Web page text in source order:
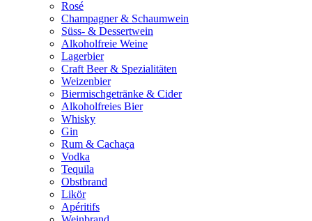
Rosé
Champagner & Schaumwein
Süss- & Dessertwein
Alkoholfreie Weine
Lagerbier
Craft Beer & Spezialitäten
Weizenbier
Biermischgetränke & Cider
Alkoholfreies Bier
Whisky
Gin
Rum & Cachaça
Vodka
Tequila
Obstbrand
Likör
Apéritifs